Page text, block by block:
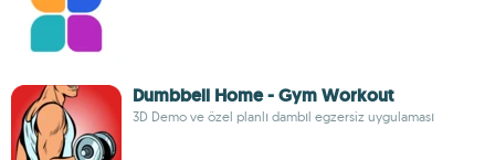
Dumbbell Home - Gym Workout
3D Demo ve özel planlı dambıl egzersiz uygulaması